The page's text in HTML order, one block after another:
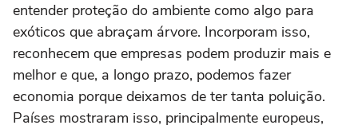
entender proteção do ambiente como algo para
exóticos que abraçam árvore. Incorporam isso,
reconhecem que empresas podem produzir mais e
melhor e que, a longo prazo, podemos fazer
economia porque deixamos de ter tanta poluição.
Países mostraram isso, principalmente europeus,